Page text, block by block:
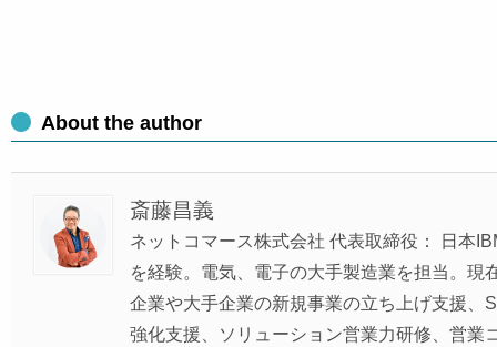
About the author
斎藤昌義
ネットコマース株式会社 代表取締役： 日本
を経験。電気、電子の大手製造業を担当。現
企業や大手企業の新規事業の立ち上げ支援、
強化支援、ソリューション営業力研修、営業